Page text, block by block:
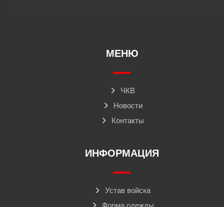
МЕНЮ
ЧКВ
Новости
Контакты
ИНФОРМАЦИЯ
Устав войска